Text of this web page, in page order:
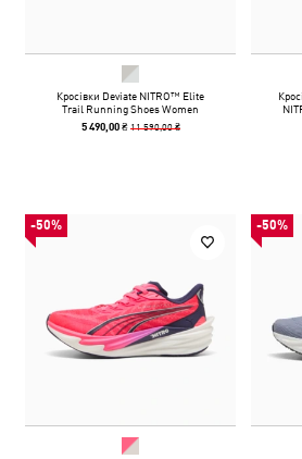
Кросівки Deviate NITRO™ Elite
Trail Running Shoes Women
5 490,00 ₴ 11 590,00 ₴
-50% -50%